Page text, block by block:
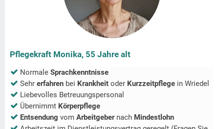
Pflegekraft Monika, 55 Jahre alt
Normale Sprachkenntnisse
Sehr erfahren bei Krankheit oder Kurzzeitpflege in Wriedel
Liebevolles Betreuungspersonal
Übernimmt Körperpflege
Entsendung vom Arbeitgeber nach Mindestlohn